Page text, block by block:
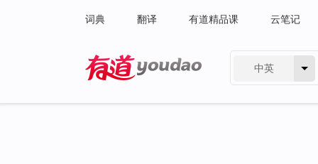
词典 翻译 有道精品课 云笔记
中英